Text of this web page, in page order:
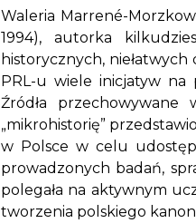
Waleria Marrené-
1994), autorka
historycznych,
PRL-u wiele inicjatyw
Źródła przechowywane
„mikrohistorię”
w Polsce w celu
prowadzonych badań,
polegała na aktywnym
tworzenia polskiego